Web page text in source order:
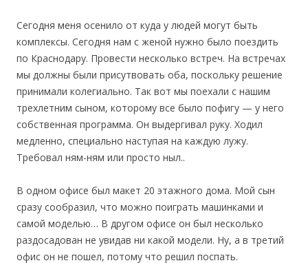
Сегодня меня осенило от куда у людей могут быть
комплексы. Сегодня нам с женой нужно было поездить
по Краснодару. Провести несколько встреч. На встречах
мы должны были присутвовать оба, поскольку решение
принимали колегиально. Так вот мы поехали с нашим
трехлетним сыном, которому все было пофигу — у него
собственная программа. Он выдергивал руку. Ходил
медленно, специально наступая на каждую лужу.
Требовал ням-ням или просто ныл..
В одном офисе был макет 20 этажного дома. Мой сын
сразу сообразил, что можно поиграть машинками и
самой моделью… В другом офисе он был несколько
раздосадован не увидав ни какой модели. Ну, а в третий
офис он не пошел, потому что решил поспать.